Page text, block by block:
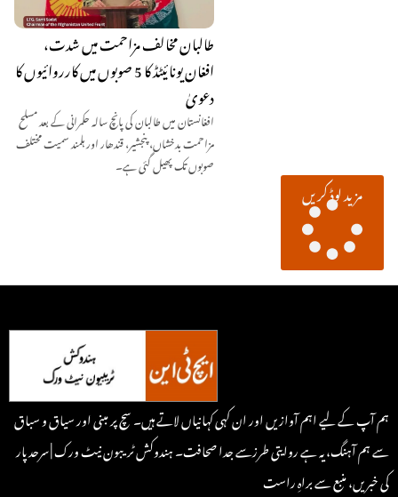
طالبان مخالف مزاحمت میں شدت،
افغان یونائیٹڈ کا 5 صوبوں میں کارروائیوں کا
دعویٰ
افغانستان میں طالبان کی پانچ سالہ حکمرانی کے بعد مسلح
مزاحمت بدخشاں، پنجشیر، قندھار اور ہلمند سمیت مختلف
صوبوں تک پھیل گئی ہے۔
مزید لوڈ کریں
ہم آپ کے لیے اہم آوازیں اور ان کہی کہانیاں لاتے ہیں۔ سچ پر مبنی اور سیاق و سباق
سے ہم آہنگ، یہ ہے روایتی طرزسے جدا صحافت۔ ہندوکش ٹریبون نیٹ ورک | سرحد پار
کی خبریں، منبع سے براہِ راست